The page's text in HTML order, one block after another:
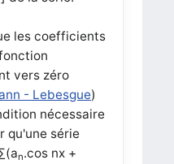
les coefficients
vers zéro
- Lebesgue)
nécessaire
qu'une série
n.cos nx +